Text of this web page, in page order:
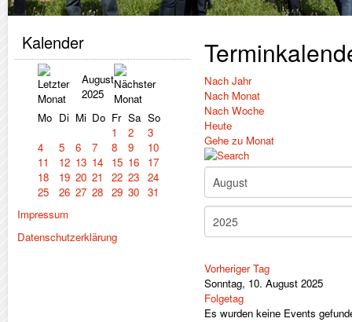
Kalender
August
2025
Mo Di Mi Do Fr Sa So
1
2
3
4
5 6 7 8 9
10
11
12 13 14 15 16
17
18
19 20 21 22 23
24
25
26 27 28 29 30
31
Impressum
Datenschutzerklärung
Nach Jahr
Nach Monat
Nach Woche
Heute
Gehe zu Monat
Vorheriger Tag
Sonntag, 10. August 2025
Folgetag
Es wurden keine Events